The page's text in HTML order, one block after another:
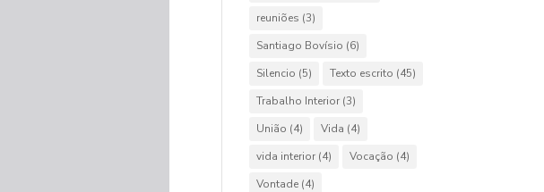
reuniões (3)
Santiago Bovísio (6)
Silencio (5) Texto escrito (45)
Trabalho Interior (3)
União (4) Vida (4)
vida interior (4) Vocação (4)
Vontade (4)